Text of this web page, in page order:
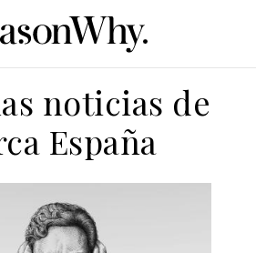
noticias de
España